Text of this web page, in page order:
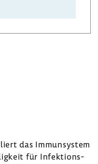
das Immun­system
für Infek­ti­ons­